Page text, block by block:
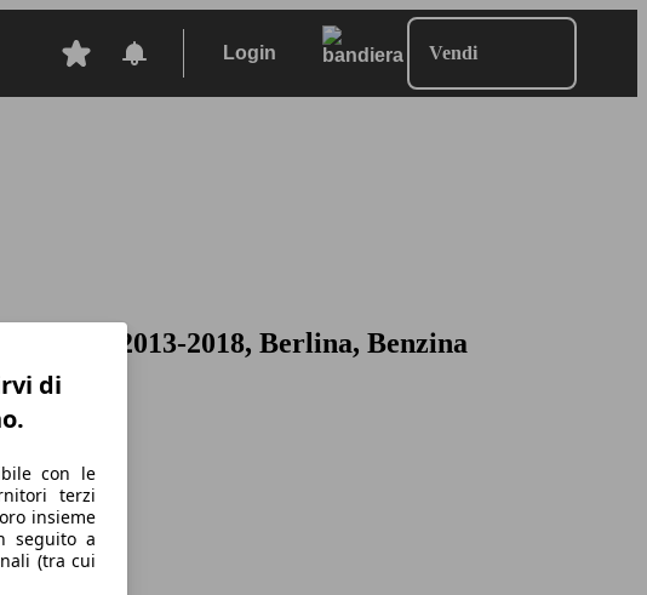
Login Vendi
Benzina, 2013-2018, Berlina, Benzina
di
con le
terzi
insieme
seguito a
(tra cui